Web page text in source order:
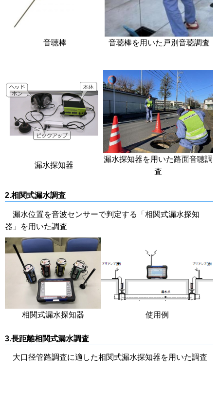
音聴棒 音聴棒を用いた戸別音聴調査
漏水探知器
漏水探知器を用いた路面音聴調
査
2.相関式漏水調査
漏水位置を音波センサーで判定する「相関式漏水探知
器」を用いた調査
相関式漏水探知器 使用例
3.長距離相関式漏水調査
大口径管路調査に適した相関式漏水探知器を用いた調査